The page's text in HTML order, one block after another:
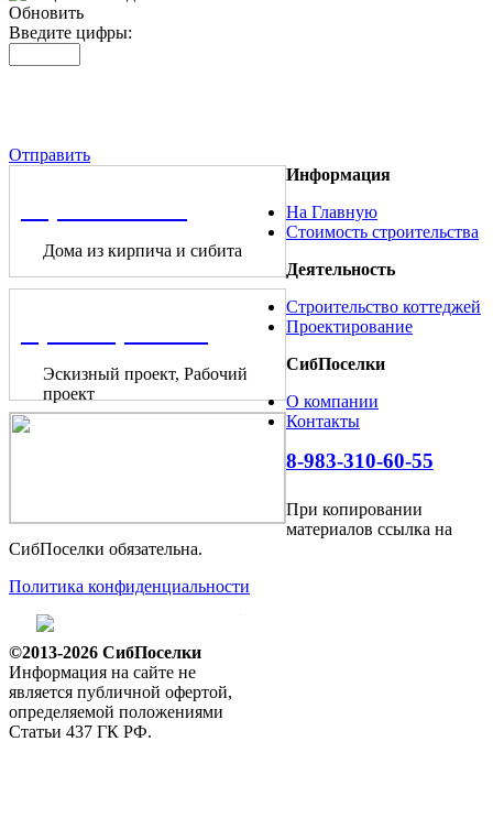
Обновить
Введите цифры:
Отправить
Дома из кирпича и сибита
Эскизный проект, Рабочий
проект
Информация
На Главную
Стоимость строительства
Деятельность
Строительство коттеджей
Проектирование
СибПоселки
О компании
Контакты
8-983-310-60-55
При копировании
материалов ссылка на
СибПоселки обязательна.
Политика конфиденциальности
©2013-2026 СибПоселки
Информация на сайте не
является публичной офертой,
определяемой положениями
Статьи 437 ГК РФ.